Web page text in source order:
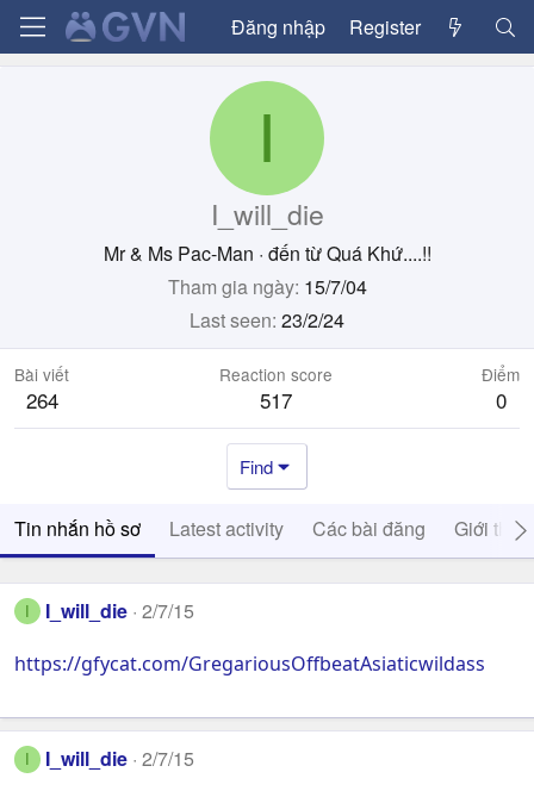
Đăng nhập Register
I
I_will_die
Mr & Ms Pac-Man · đến từQuá Khứ....!!
Tham gia ngày 15/7/04
Last seen 23/2/24
Bài viết
264
Reaction score
517
Điểm
0
Find
Tin nhắn hồ sơ Latest activity Các bài đăng Giới thiệu
I I_will_die 2/7/15
https://gfycat.com/GregariousOffbeatAsiaticwildass
I_will_die 2/7/15